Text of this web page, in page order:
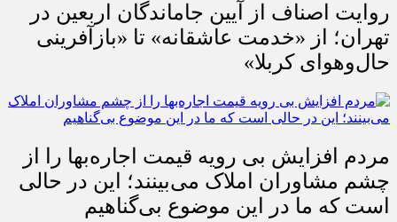
روایت اصناف از آیین جاماندگان اربعین در
تهران؛ از «خدمت عاشقانه» تا «بازآفرینی
حال‌وهوای کربلا»
مردم افزایش بی رویه قیمت اجاره‌بها را از
چشم مشاوران املاک می‌بینند؛ این در حالی
است که ما در این موضوع بی‌گناهیم